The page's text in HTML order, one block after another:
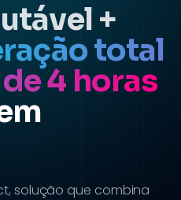
+
total
4 horas
solução que combina